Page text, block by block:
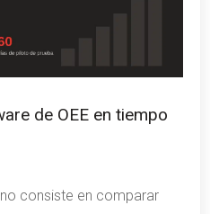
de OEE en tiempo
consiste en comparar